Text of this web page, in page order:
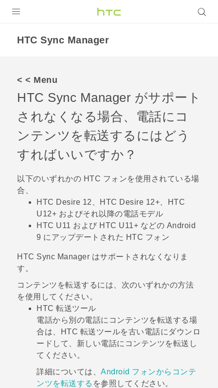
VIVERSE
アプリ
サポート
Login
HTC Sync Manager
< < Menu
HTC Sync Manager がサポート
されなくなる場合、電話にコ
ンテンツを転送するにはどう
すればいいですか？
以下のいずれかの HTC フォンを使用されている場
合、
HTC Desire 12、HTC Desire 12‍+、HTC
U12‍+ およびそれ以降の電話モデル
HTC U11 および HTC U11+ などの Android
9 にアップデートされた HTC フォン
HTC Sync Manager はサポートされなくなりま
す。
コンテンツを転送するには、次のいずれかの方法
を使用してください。
HTC 転送ツール
電話から別の電話にコンテンツを転送する場
合は、
HTC 転送ツールを古い電話にダウンロ
ードして、新しい電話にコンテンツを転送し
てください。
詳細については、 Android フォンからコンテ
ンツを転送する を参照してください。